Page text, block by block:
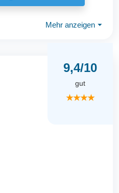
Mehr anzeigen ⏷
9,4/10
gut
★★★★